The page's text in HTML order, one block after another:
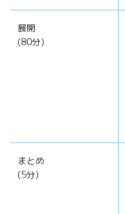
展開
(80分)
まとめ
(5分)